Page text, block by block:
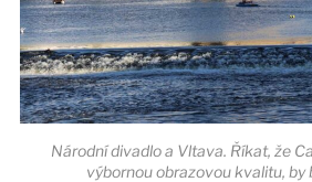
Národní divadlo a Vltava. Říkat, že
výbornou obrazovou kvalitu, by